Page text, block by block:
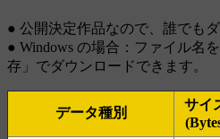
● 公開決定作品なので、誰でも
● Windows の場合：ファイル名
存」でダウンロードできます。
データ種別
サイ